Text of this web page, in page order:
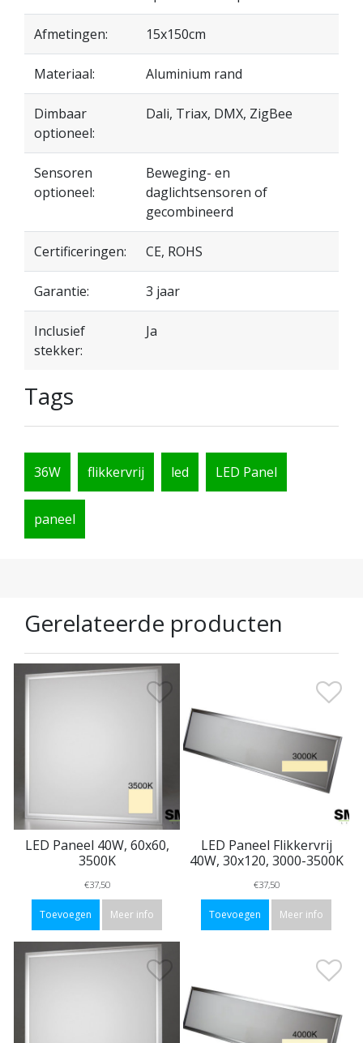
Afmetingen: 15x150cm
Materiaal: Aluminium rand
Dimbaar
optioneel:
Dali, Triax, DMX, ZigBee
Sensoren
optioneel:
Beweging- en
daglichtsensoren of
gecombineerd
Certificeringen: CE, ROHS
Garantie: 3 jaar
Inclusief
stekker:
Ja
Tags
36W flikkervrij led LED Panel
paneel
Gerelateerde producten
LED Paneel 40W, 60x60,
3500K
€37,50
Toevoegen Meer info
LED Paneel Flikkervrij
40W, 30x120, 3000-3500K
€37,50
Toevoegen Meer info